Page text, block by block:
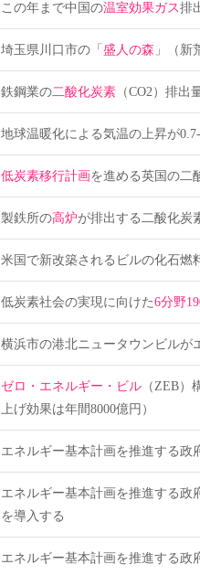
この年まで中国の温室効果ガス排
埼玉県川口市の「 盛人の森 」（新
鉄鋼業の二酸化炭素 （CO2）排
地球温暖化による気温の上昇が0.7-
低炭素移行計画を進める英国の二
製鉄所の高炉が排出する二酸化炭
米国で新改築されるビルの化石燃
低炭素社会の実現に向けた6分野
横浜市の港北ニュータウンビルが
ゼロ・エネルギー・ビル （ZEB
上げ効果は年間8000億円）
エネルギー基本計画を推進する政
エネルギー基本計画を推進する政
を導入する
エネルギー基本計画を推進する政